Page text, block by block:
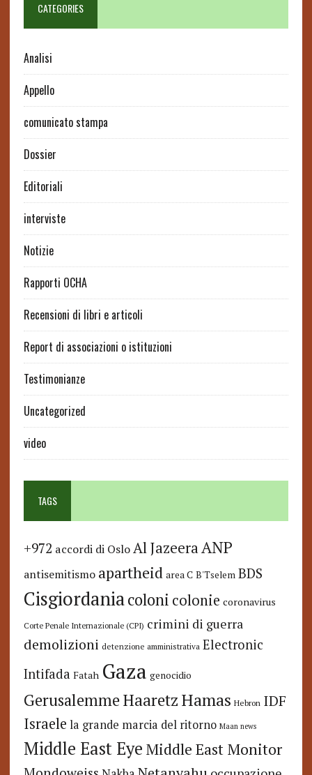
CATEGORIES
Analisi
Appello
comunicato stampa
Dossier
Editoriali
interviste
Notizie
Rapporti OCHA
Recensioni di libri e articoli
Report di associazioni o istituzioni
Testimonianze
Uncategorized
video
TAGS
+972 accordi di Oslo Al JazeeraANP
antisemitismo apartheid area C B'Tselem BDS
Cisgiordaniacoloni colonie coronavirus
Corte Penale Internazionale (CPI) crimini di guerra
demolizioni detenzione amministrativa Electronic
Intifada Fatah Gaza genocidio
GerusalemmeHaaretzHamas Hebron IDF
Israele la grande marcia del ritorno Maan news
Middle East Eye Middle East Monitor